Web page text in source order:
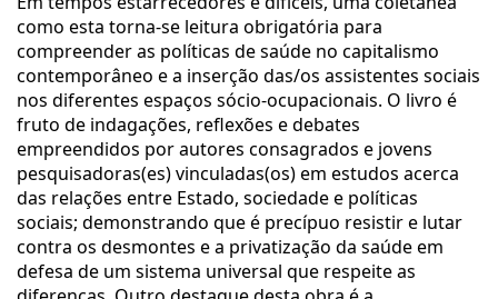
como esta torna-se leitura obrigatória para
compreender as políticas de saúde no capitalismo
contemporâneo e a inserção das/os assistentes sociais
nos diferentes espaços sócio-ocupacionais. O livro é
fruto de indagações, reflexões e debates
empreendidos por autores consagrados e jovens
pesquisadoras(es) vinculadas(os) em estudos acerca
das relações entre Estado, sociedade e políticas
sociais; demonstrando que é precípuo resistir e lutar
contra os desmontes e a privatização da saúde em
defesa de um sistema universal que respeite as